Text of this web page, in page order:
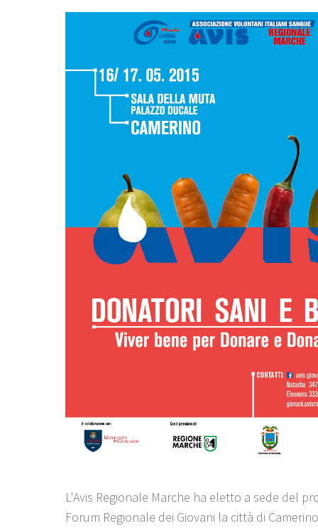
L'Avis Regionale Marche ha eletto a sede del
Forum Regionale dei Giovani la città di